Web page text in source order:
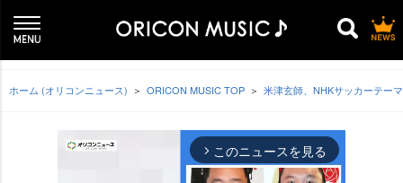
ホーム (オリコンニュース) ORICON MUSIC TOP 米津玄師、NHKサッカーテー
arrow_forward_ios このニュースを見る